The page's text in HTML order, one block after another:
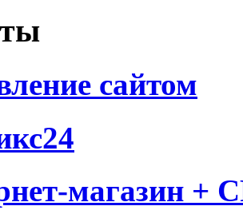
сайтом
магазин +